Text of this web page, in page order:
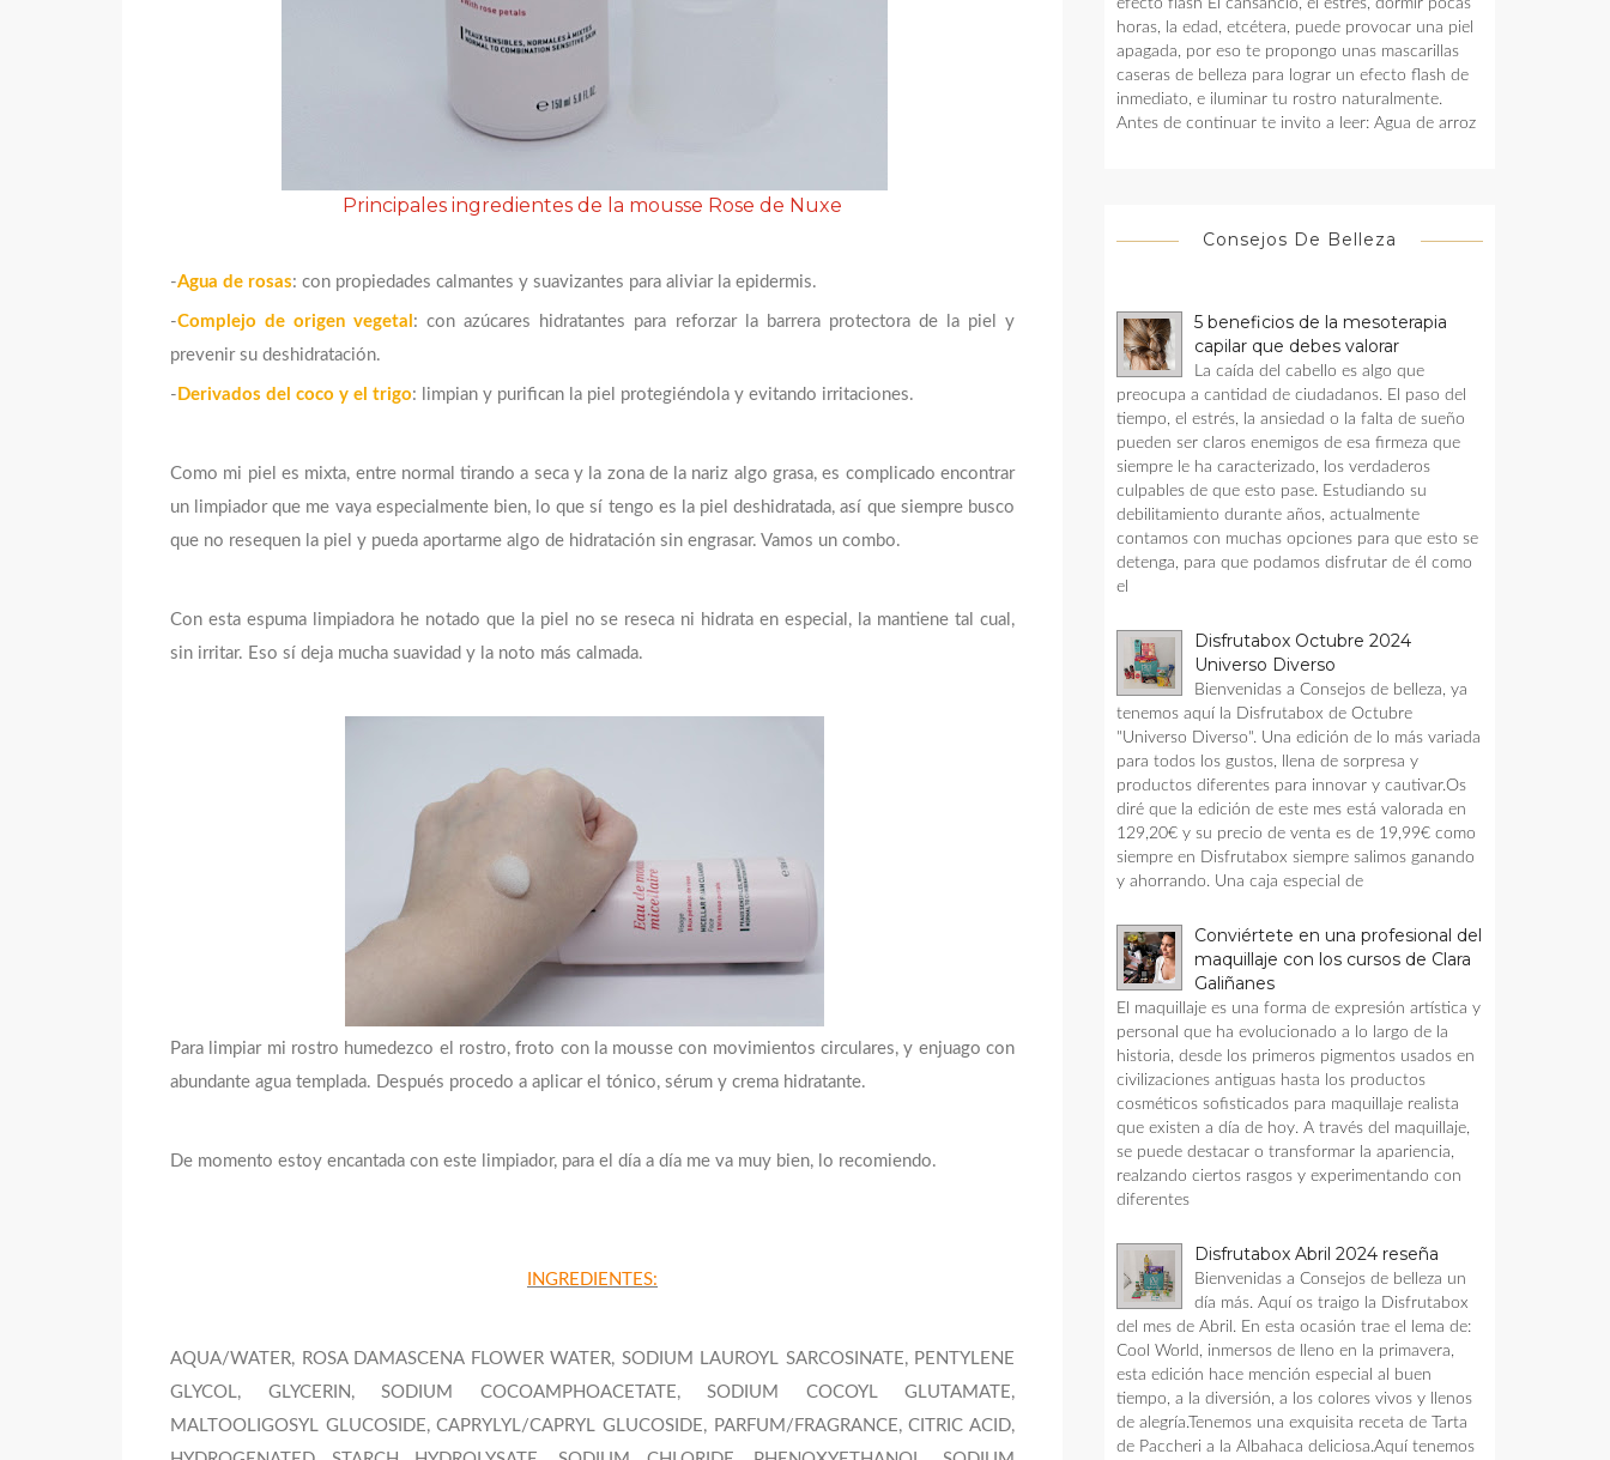
Principales ingredientes de la mousse Rose de Nuxe
-Agua de rosas: con propiedades calmantes y suavizantes para aliviar la epidermis.
-Complejo de origen vegetal : con azúcares hidratantes para reforzar la barrera protectora de la piel y
prevenir su deshidratación.
- Derivados del coco y el trigo: limpian y purifican la piel protegiéndola y evitando irritaciones.
Como mi piel es mixta, entre normal tirando a seca y la zona de la nariz algo grasa, es complicado encontrar
un limpiador que me vaya especialmente bien, lo que sí tengo es la piel deshidratada, así que siempre busco
que no resequen la piel y pueda aportarme algo de hidratación sin engrasar. Vamos un combo.
Con esta espuma limpiadora he notado que la piel no se reseca ni hidrata en especial, la mantiene tal cual,
sin irritar. Eso sí deja mucha suavidad y la noto más calmada.
Para limpiar mi rostro humedezco el rostro, froto con la mousse con movimientos circulares, y enjuago con
abundante agua templada. Después procedo a aplicar el tónico, sérum y crema hidratante.
De momento estoy encantada con este limpiador, para el día a día me va muy bien, lo recomiendo.
INGREDIENTES:
AQUA/WATER, ROSA DAMASCENA FLOWER WATER, SODIUM LAUROYL SARCOSINATE, PENTYLENE
GLYCOL, GLYCERIN, SODIUM COCOAMPHOACETATE, SODIUM COCOYL GLUTAMATE,
MALTOOLIGOSYL GLUCOSIDE, CAPRYLYL/CAPRYL GLUCOSIDE, PARFUM/FRAGRANCE, CITRIC ACID,
horas, la edad, etcétera, puede provocar una piel
apagada, por eso te propongo unas mascarillas
caseras de belleza para lograr un efecto flash de
inmediato, e iluminar tu rostro naturalmente.
Antes de continuar te invito a leer: Agua de arroz
Consejos De Belleza
5 beneficios de la mesoterapia
capilar que debes valorar
La caída del cabello es algo que
preocupa a cantidad de ciudadanos. El paso del
tiempo, el estrés, la ansiedad o la falta de sueño
pueden ser claros enemigos de esa firmeza que
siempre le ha caracterizado, los verdaderos
culpables de que esto pase. Estudiando su
debilitamiento durante años, actualmente
contamos con muchas opciones para que esto se
detenga, para que podamos disfrutar de él como
el
Disfrutabox Octubre 2024
Universo Diverso
Bienvenidas a Consejos de belleza, ya
tenemos aquí la Disfrutabox de Octubre
"Universo Diverso". Una edición de lo más variada
para todos los gustos, llena de sorpresa y
productos diferentes para innovar y cautivar.Os
diré que la edición de este mes está valorada en
129,20€ y su precio de venta es de 19,99€ como
siempre en Disfrutabox siempre salimos ganando
y ahorrando. Una caja especial de
Conviértete en una profesional del
maquillaje con los cursos de Clara
Galiñanes
El maquillaje es una forma de expresión artística y
personal que ha evolucionado a lo largo de la
historia, desde los primeros pigmentos usados en
civilizaciones antiguas hasta los productos
cosméticos sofisticados para maquillaje realista
que existen a día de hoy. A través del maquillaje,
se puede destacar o transformar la apariencia,
realzando ciertos rasgos y experimentando con
diferentes
Disfrutabox Abril 2024 reseña
Bienvenidas a Consejos de belleza un
día más. Aquí os traigo la Disfrutabox
del mes de Abril. En esta ocasión trae el lema de:
Cool World, inmersos de lleno en la primavera,
esta edición hace mención especial al buen
tiempo, a la diversión, a los colores vivos y llenos
de alegría.Tenemos una exquisita receta de Tarta
de Paccheri a la Albahaca deliciosa.Aquí tenemos